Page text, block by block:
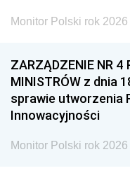
Monitor Polski rok
ZARZĄDZENIE NR 4
MINISTRÓW z dnia
sprawie utworzenia
Innowacyjności
Monitor Polski rok